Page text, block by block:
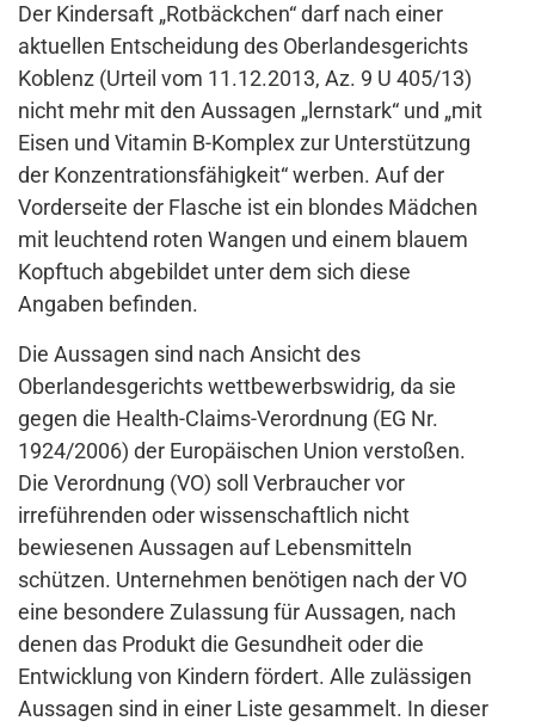
Der Kindersaft „Rotbäckchen“ darf nach einer
aktuellen Entscheidung des Oberlandesgerichts
Koblenz (Urteil vom 11.12.2013, Az. 9 U 405/13)
nicht mehr mit den Aussagen „lernstark“ und „mit
Eisen und Vitamin B-Komplex zur Unterstützung
der Konzentrationsfähigkeit“ werben. Auf der
Vorderseite der Flasche ist ein blondes Mädchen
mit leuchtend roten Wangen und einem blauem
Kopftuch abgebildet unter dem sich diese
Angaben befinden.
Die Aussagen sind nach Ansicht des
Oberlandesgerichts wettbewerbswidrig, da sie
gegen die Health-Claims-Verordnung (EG Nr.
1924/2006) der Europäischen Union verstoßen.
Die Verordnung (VO) soll Verbraucher vor
irreführenden oder wissenschaftlich nicht
bewiesenen Aussagen auf Lebensmitteln
schützen. Unternehmen benötigen nach der VO
eine besondere Zulassung für Aussagen, nach
denen das Produkt die Gesundheit oder die
Entwicklung von Kindern fördert. Alle zulässigen
Aussagen sind in einer Liste gesammelt. In dieser